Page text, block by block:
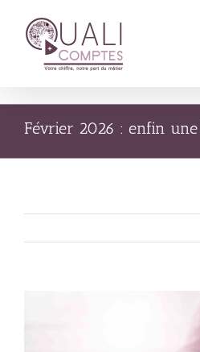
contenu
Février 2026 : enfin